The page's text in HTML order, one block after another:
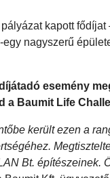
kapott
nagyszerű
esemény
a Baumit Life
került ezen a
Bt. építészeinek.